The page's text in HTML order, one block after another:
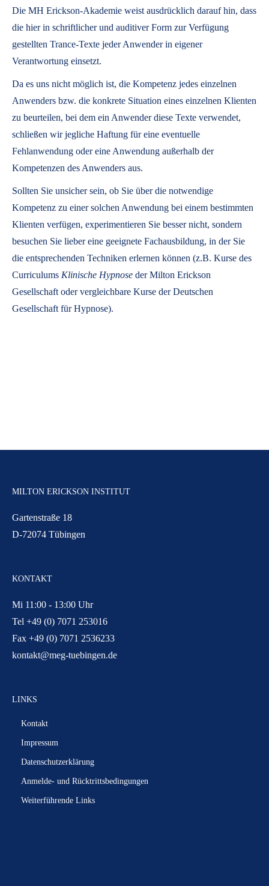
Die MH Erickson-Akademie weist ausdrücklich darauf hin, dass
die hier in schriftlicher und auditiver Form zur Verfügung
gestellten Trance-Texte jeder Anwender in eigener
Verantwortung einsetzt.
Da es uns nicht möglich ist, die Kompetenz jedes einzelnen
Anwenders bzw. die konkrete Situation eines einzelnen Klienten
zu beurteilen, bei dem ein Anwender diese Texte verwendet,
schließen wir jegliche Haftung für eine eventuelle
Fehlanwendung oder eine Anwendung außerhalb der
Kompetenzen des Anwenders aus.
Sollten Sie unsicher sein, ob Sie über die notwendige
Kompetenz zu einer solchen Anwendung bei einem bestimmten
Klienten verfügen, experimentieren Sie besser nicht, sondern
besuchen Sie lieber eine geeignete Fachausbildung, in der Sie
die entsprechenden Techniken erlernen können (z.B. Kurse des
Curriculums Klinische Hypnose der Milton Erickson
Gesellschaft oder vergleichbare Kurse der Deutschen
Gesellschaft für Hypnose).
MILTON ERICKSON INSTITUT
Gartenstraße 18
D-72074 Tübingen
KONTAKT
Mi 11:00 - 13:00 Uhr
Tel +49 (0) 7071 253016
Fax +49 (0) 7071 2536233
kontakt@meg-tuebingen.de
LINKS
Kontakt
Impressum
Datenschutzerklärung
Anmelde- und Rücktrittsbedingungen
Weiterführende Links